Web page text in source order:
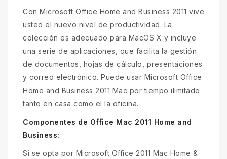
Con Microsoft Office Home and Business 2011 vive
usted el nuevo nivel de productividad. La
colección es adecuado para MacOS X y incluye
una serie de aplicaciones, que facilita la gestión
de documentos, hojas de cálculo, presentaciones
y correo electrónico. Puede usar Microsoft Office
Home and Business 2011 Mac por tiempo ilimitado
tanto en casa como el la oficina.
Componentes de Office Mac 2011 Home and
Business:
Si se opta por Microsoft Office 2011 Mac Home &